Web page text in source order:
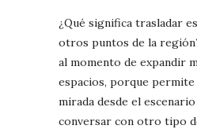
¿Qué significa trasladar
otros puntos de la
al momento de expandir
espacios, porque
mirada desde el
conversar con otro tipo